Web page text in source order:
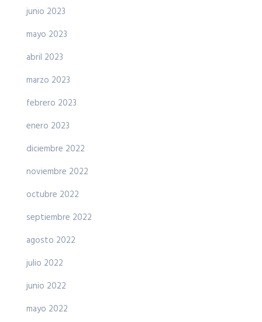
junio 2023
mayo 2023
abril 2023
marzo 2023
febrero 2023
enero 2023
diciembre 2022
noviembre 2022
octubre 2022
septiembre 2022
agosto 2022
julio 2022
junio 2022
mayo 2022